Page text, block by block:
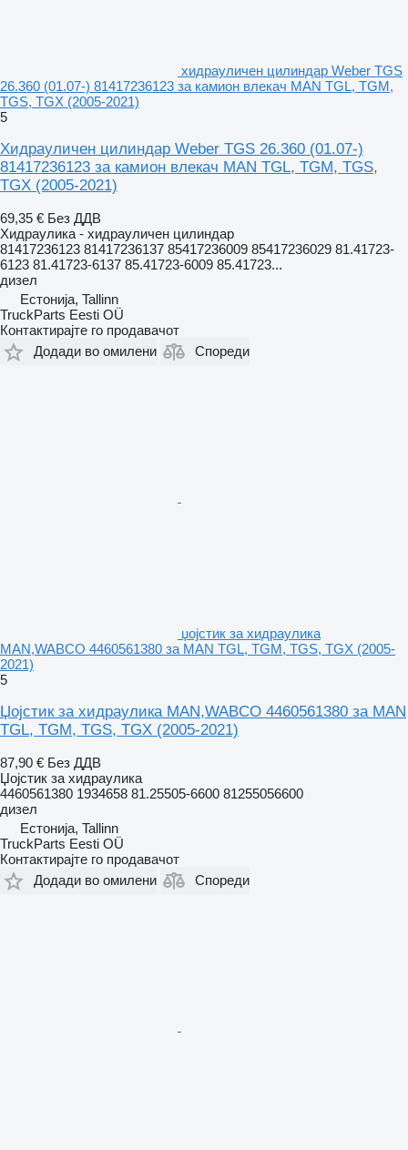
хидрауличен цилиндар Weber TGS
26.360 (01.07-) 81417236123 за камион влекач MAN TGL, TGM,
TGS, TGX (2005-2021)
5
Хидрауличен цилиндар Weber TGS 26.360 (01.07-)
81417236123 за камион влекач MAN TGL, TGM, TGS,
TGX (2005-2021)
69,35 € Без ДДВ
Хидраулика - хидрауличен цилиндар
81417236123 81417236137 85417236009 85417236029 81.41723-
6123 81.41723-6137 85.41723-6009 85.41723...
дизел
Естонија, Tallinn
TruckParts Eesti OÜ
Контактирајте го продавачот
Додади во омилени
Спореди
џојстик за хидраулика
MAN,WABCO 4460561380 за MAN TGL, TGM, TGS, TGX (2005-
2021)
5
Џојстик за хидраулика MAN,WABCO 4460561380 за MAN
TGL, TGM, TGS, TGX (2005-2021)
87,90 € Без ДДВ
Џојстик за хидраулика
4460561380 1934658 81.25505-6600 81255056600
дизел
Естонија, Tallinn
TruckParts Eesti OÜ
Контактирајте го продавачот
Додади во омилени
Спореди